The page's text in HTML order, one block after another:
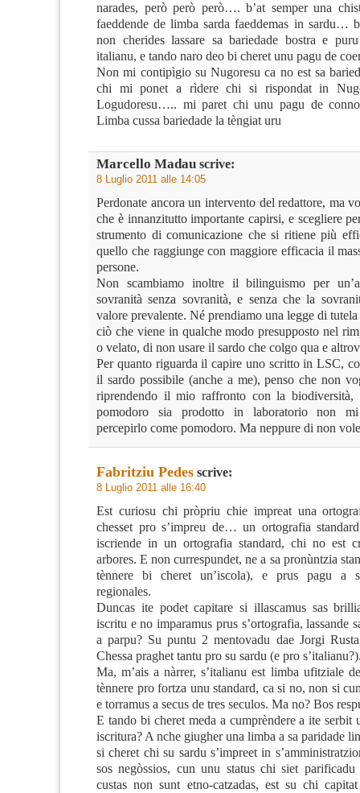
narades, però però però…. b’at semper una
faeddende de limba sarda faeddemas in sardu…
non cherides lassare sa bariedade bostra e
italianu, e tando naro deo bi cheret unu pagu de
Non mi contipìgio su Nugoresu ca no est sa
chi mi ponet a rìdere chi si rispondat in
Logudoresu….. mi paret chi unu pagu de
Limba cussa bariedade la tèngiat uru
Marcello Madau scrive:
8 Luglio 2011 alle 14:05
Perdonate ancora un intervento del redattore, ma
che è innanzitutto importante capirsi, e scegliere
strumento di comunicazione che si ritiene più
quello che raggiunge con maggiore efficacia il
persone.
Non scambiamo inoltre il bilinguismo per
sovranità senza sovranità, e senza che la
valore prevalente. Né prendiamo una legge di
ciò che viene in qualche modo presupposto nel
o velato, di non usare il sardo che colgo qua e
Per quanto riguarda il capire uno scritto in LSC,
il sardo possibile (anche a me), penso che non
riprendendo il mio raffronto con la
pomodoro sia prodotto in laboratorio non
percepirlo come pomodoro. Ma neppure di non
Fabritziu Pedes scrive:
8 Luglio 2011 alle 16:40
Est curiosu chi pròpriu chie impreat una
chesset pro s’impreu de… un ortografia
iscriende in un ortografia standard, chi no est
arbores. E non currespundet, ne a sa pronùntzia
tènnere bi cheret un’iscola), e prus pagu a
regionales.
Duncas ite podet capitare si illascamus sas
iscritu e no imparamus prus s’ortografia, lassande
a parpu? Su puntu 2 mentovadu dae Jorgi
Chessa praghet tantu pro su sardu (e pro
Ma, m’ais a nàrrer, s’italianu est limba ufitziale
tènnere pro fortza unu standard, ca si no, non si
e torramus a secus de tres seculos. Ma no? Bos
E tando bi cheret meda a cumprèndere a ite serbit
iscritura? A nche giugher una limba a sa paridade
si cheret chi su sardu s’impreet in
sos negòssios, cun unu status chi siet parificadu
custas non sunt etno-catzadas, est su chi